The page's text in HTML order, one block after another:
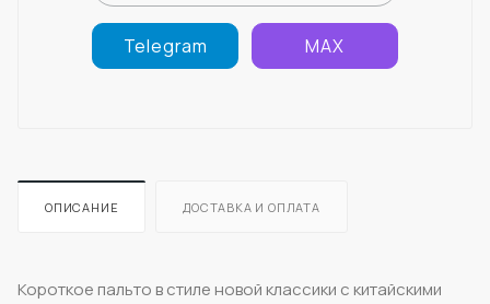
Telegram MAX
ОПИСАНИЕ ДОСТАВКА И ОПЛАТА
Короткое пальто в стиле новой классики с китайскими